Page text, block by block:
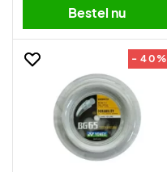
Bestel nu
- 40%